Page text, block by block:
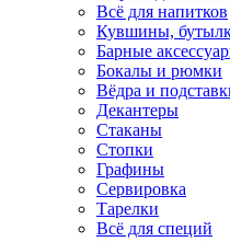
Всё для напитков
Кувшины,
Барные
Бокалы и рюмки
Вёдра и
Декантеры
Стаканы
Стопки
Графины
Сервировка
Тарелки
Всё для специй